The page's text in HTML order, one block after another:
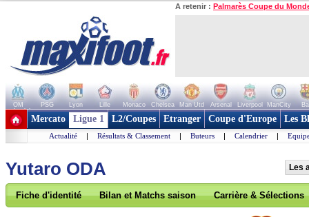
A retenir : Palmarès Coupe du
OM PSG Lyon Lille Monaco Chelsea Man Utd Arsenal Liverpool ManCity
+ de clubs
Mercato Ligue 1 L2/Coupes Etranger Coupe d'Europe Les
Actualité | Résultats & Classement | Buteurs | Calendrier |
Yutaro ODA Les
Fiche d'identité Bilan et Matchs saison Carrière & Sélections